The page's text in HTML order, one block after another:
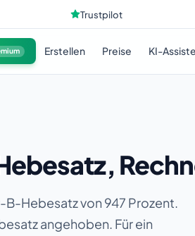
Trustpilot
Erstellen Preise KI-
Hebesatz von 947 Prozent.
angehoben. Für ein